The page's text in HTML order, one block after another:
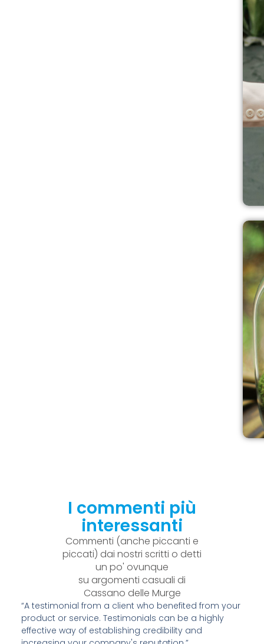
I commenti più
interessanti
Commenti (anche piccanti e
piccati) dai nostri scritti o detti
un po' ovunque
su argomenti casuali di
Cassano delle Murge
“A testimonial from a client who benefited from your
product or service. Testimonials can be a highly
effective way of establishing credibility and